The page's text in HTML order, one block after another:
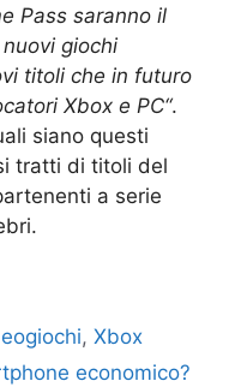
Pass saranno il
giochi
titoli che in futuro
Xbox e PC“.
siano questi
tratti di titoli del
a serie
,Xbox
economico?